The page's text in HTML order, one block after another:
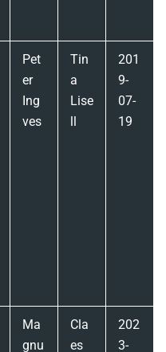
Pet
er
Ing
ves
Tin
a
Lise
ll
201
9-
07-
19
Ma
gnu
Cla
es
202
3-